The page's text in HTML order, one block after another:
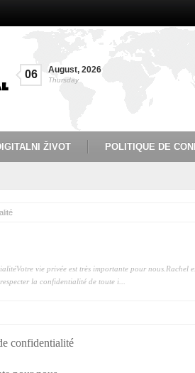
06 August, 2026
Thursday
ŽIVOT POLITIQUE DE
vie privée est très importante pour nous.Rachel
la confidentialité de toute i...
confidentialité